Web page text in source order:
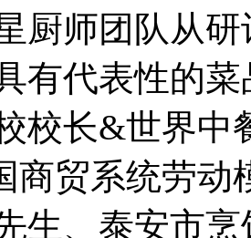
厨师团队从
有代表性的
校长&世界中
商贸系统劳
生、泰安市